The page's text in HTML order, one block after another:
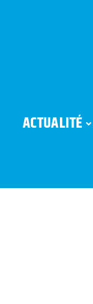
ACTUALITÉ